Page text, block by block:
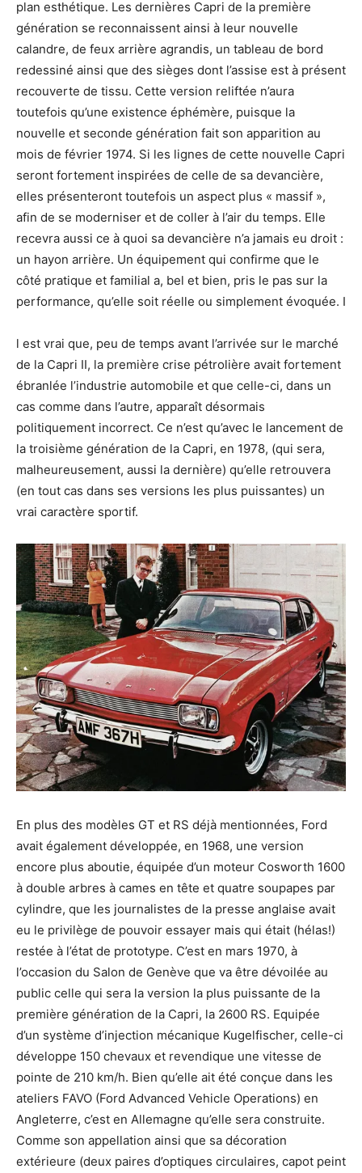
plan esthétique. Les dernières Capri de la première
génération se reconnaissent ainsi à leur nouvelle
calandre, de feux arrière agrandis, un tableau de bord
redessiné ainsi que des sièges dont l’assise est à présent
recouverte de tissu. Cette version reliftée n’aura
toutefois qu’une existence éphémère, puisque la
nouvelle et seconde génération fait son apparition au
mois de février 1974. Si les lignes de cette nouvelle Capri
seront fortement inspirées de celle de sa devancière,
elles présenteront toutefois un aspect plus « massif »,
afin de se moderniser et de coller à l’air du temps. Elle
recevra aussi ce à quoi sa devancière n’a jamais eu droit :
un hayon arrière. Un équipement qui confirme que le
côté pratique et familial a, bel et bien, pris le pas sur la
performance, qu’elle soit réelle ou simplement évoquée. I
l est vrai que, peu de temps avant l’arrivée sur le marché
de la Capri II, la première crise pétrolière avait fortement
ébranlée l’industrie automobile et que celle-ci, dans un
cas comme dans l’autre, apparaît désormais
politiquement incorrect. Ce n’est qu’avec le lancement de
la troisième génération de la Capri, en 1978, (qui sera,
malheureusement, aussi la dernière) qu’elle retrouvera
(en tout cas dans ses versions les plus puissantes) un
vrai caractère sportif.
En plus des modèles GT et RS déjà mentionnées, Ford
avait également développée, en 1968, une version
encore plus aboutie, équipée d’un moteur Cosworth 1600
à double arbres à cames en tête et quatre soupapes par
cylindre, que les journalistes de la presse anglaise avait
eu le privilège de pouvoir essayer mais qui était (hélas!)
restée à l’état de prototype. C’est en mars 1970, à
l’occasion du Salon de Genève que va être dévoilée au
public celle qui sera la version la plus puissante de la
première génération de la Capri, la 2600 RS. Equipée
d’un système d’injection mécanique Kugelfischer, celle-ci
développe 150 chevaux et revendique une vitesse de
pointe de 210 km/h. Bien qu’elle ait été conçue dans les
ateliers FAVO (Ford Advanced Vehicle Operations) en
Angleterre, c’est en Allemagne qu’elle sera construite.
Comme son appellation ainsi que sa décoration
extérieure (deux paires d’optiques circulaires, capot peint